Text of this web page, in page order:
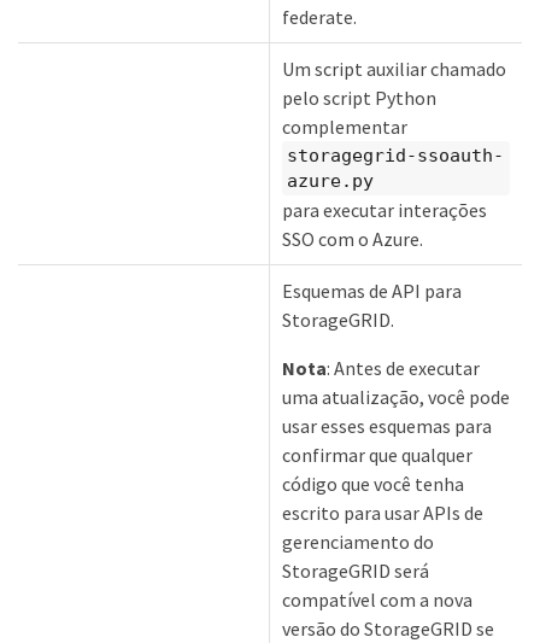
federate.
Um script auxiliar chamado
pelo script Python
complementar
storagegrid-ssoauth-
azure.py
para executar interações
SSO com o Azure.
Esquemas de API para
StorageGRID.
Nota: Antes de executar
uma atualização, você pode
usar esses esquemas para
confirmar que qualquer
código que você tenha
escrito para usar APIs de
gerenciamento do
StorageGRID será
compatível com a nova
versão do StorageGRID se